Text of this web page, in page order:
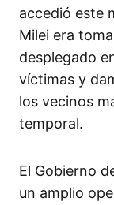
accedió este
Milei era
desplegado
víctimas y
los vecinos
temporal.
El Gobierno
un amplio